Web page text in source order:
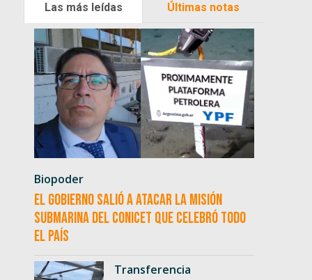
Las más leídas Últimas notas
Biopoder
El Gobierno salió a atacar la misión
submarina del CONICET que celebró todo
el país
Transferencia